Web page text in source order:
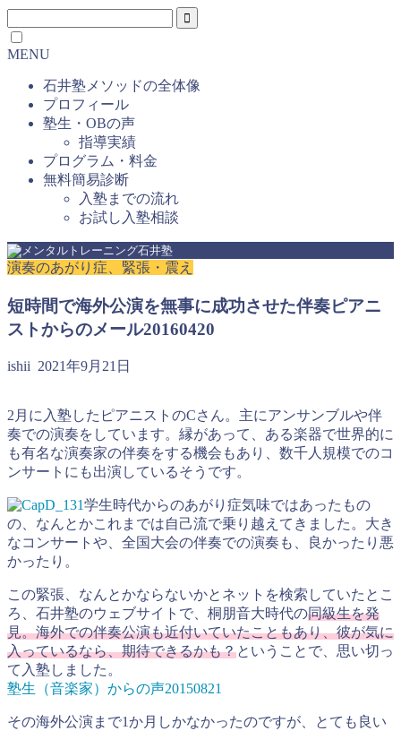
MENU
石井塾メソッドの全体像
プロフィール
塾生・OBの声
指導実績
プログラム・料金
無料簡易診断
入塾までの流れ
お試し入塾相談
演奏のあがり症、緊張・震え
短時間で海外公演を無事に成功させた伴奏ピアニ
ストからのメール20160420
ishii 2021年9月21日
2月に入塾したピアニストのCさん。主にアンサンブルや伴
奏での演奏をしています。縁があって、ある楽器で世界的に
も有名な演奏家の伴奏をする機会もあり、数千人規模でのコ
ンサートにも出演しているそうです。
学生時代からのあがり症気味ではあったもの
の、なんとかこれまでは自己流で乗り越えてきました。大き
なコンサートや、全国大会の伴奏での演奏も、良かったり悪
かったり。
この緊張、なんとかならないかとネットを検索していたとこ
ろ、石井塾のウェブサイトで、桐朋音大時代の同級生を発
見。海外での伴奏公演も近付いていたこともあり、彼が気に
入っているなら、期待できるかも？ということで、思い切っ
て入塾しました。
塾生（音楽家）からの声20150821
その海外公演まで1か月しかなかったのですが、とても良い